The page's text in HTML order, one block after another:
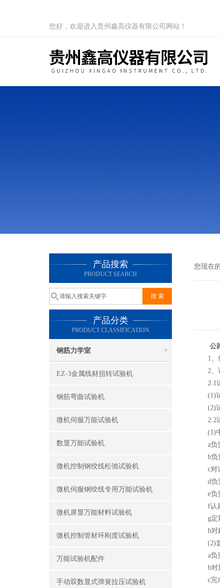
您好，欢迎进入贵州鑫高仪器有限公司网站！
产品搜索
PRODUCT SEARCH
产品分类
PRODUCT CLASSIFICATION
钢筋力学室
EZ-3金属线材扭转试验机
钢筋弯曲试验机
微机伺服万能试验机
数显万能试验机
微机控制钢绞线松弛试验机
微机伺服钢绞线专用万能试验机
微机屏显万能材料试验机
微机控制管材环刚度试验机
万能试验机配件
手动双数显式弹簧拉压试验机
您现在
公
1、依
2、试
2.1试
(1)试
(2)试
2.2试
(1)中
a负责
b负责
c对试
d负责
e负责
f认真
g定期
h对建
(2)监
a负责
b对施
c完成